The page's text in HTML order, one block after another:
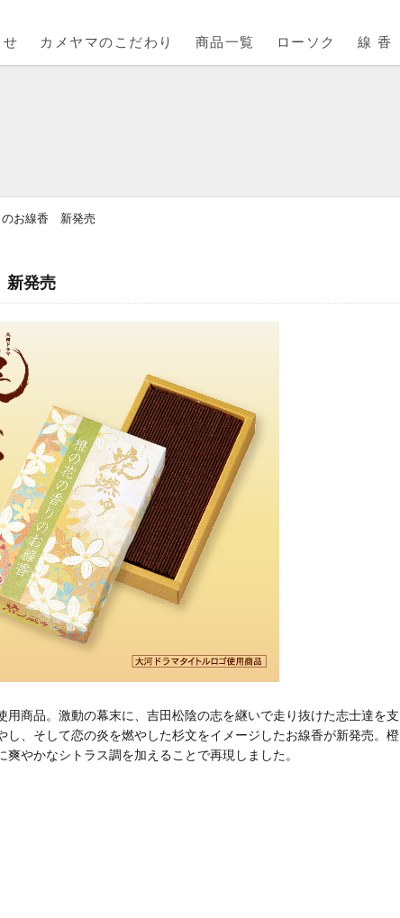
せ カメヤマのこだわり 商品一覧 ローソク 線 香
のお線香 新発売
新発売
用商品。激動の幕末に、吉田松陰の志を継いで走り抜けた志士達を支
し、そして恋の炎を燃やした杉文をイメージしたお線香が新発売。橙
やかなシトラス調を加えることで再現しました。